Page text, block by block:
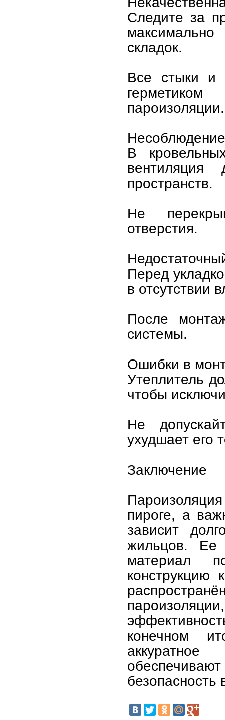
Следите за
складок.
Все стыки и
пароизоляции.
В
пространств.
Не
отверстия.
Перед
в отсутствии
После
системы.
Ошибки в
Утеплитель
чтобы
Не
ухудшает его
Заключение
пироге, а
зависит
жильцов. Ее
материал
конструкцию
конечном
безопасность